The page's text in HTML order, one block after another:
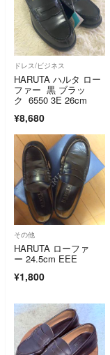
ズ】【中古】
ドレス/ビジネス
HARUTA ハルタ ロー
ファー 黒 ブラッ
ク 6550 3E 26cm
¥8,680
その他
HARUTA ローファ
ー 24.5cm EEE
¥1,800